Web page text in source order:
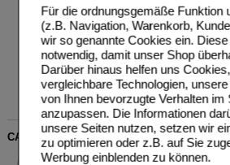
Für die ordnungsgemäße Funktion
(z.B. Navigation, Warenkorb,
wir so genannte Cookies ein.
notwendig, damit unser Shop
Darüber hinaus helfen uns
vergleichbare Technologien,
von Ihnen bevorzugte Verhalten im
anzupassen. Die Informationen
unsere Seiten nutzen, setzen wir
zu optimieren oder z.B. auf Sie
Werbung einblenden zu können.
Co. KG
02801448
20ml Dilution
AVP***
Unser
Sie
Max.
CARDIOSPERMUM D 4 Dilution
DHU-Arzneimittel GmbH &